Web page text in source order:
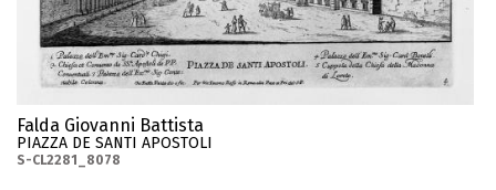
Falda Giovanni Battista
PIAZZA DE SANTI APOSTOLI
S-CL2281_8078